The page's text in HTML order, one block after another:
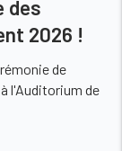
des
2026 !
de
l'Auditorium de